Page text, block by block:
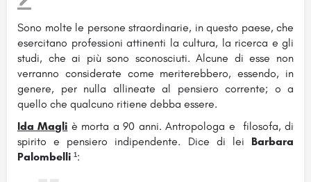
Sono molte le persone straordinarie, in questo paese, che
esercitano professioni attinenti la cultura, la ricerca e gli
studi, che ai più sono sconosciuti. Alcune di esse non
verranno considerate come meriterebbero, essendo, in
genere, per nulla allineate al pensiero corrente; o a
quello che qualcuno ritiene debba essere.
Ida Magli è morta a 90 anni. Antropologa e filosofa, di
spirito e pensiero indipendente. Dice di lei Barbara
Palombelli ¹: